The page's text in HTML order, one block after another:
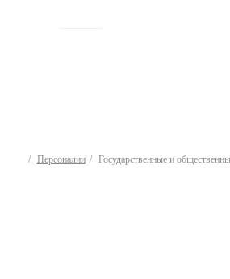
Персоналии Государственные и